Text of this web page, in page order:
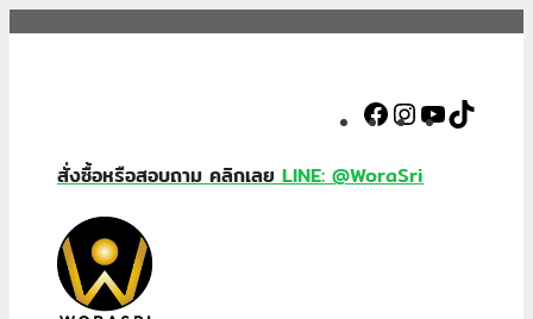
Facebook
Instagram
YouTube
สั่งซื้อหรือสอบถาม คลิกเลยLINE: @WoraSri